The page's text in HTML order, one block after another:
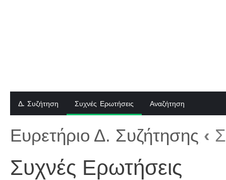
Δ. Συζήτηση Συχνές Ερωτήσεις Αναζήτηση
Ευρετήριο Δ. Συζήτησης ‹
Συχνές Ερωτήσεις